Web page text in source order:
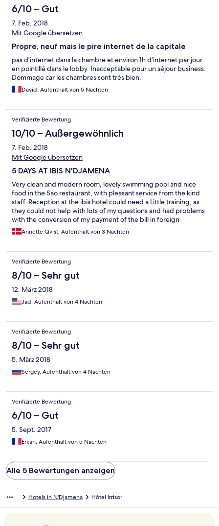
6/10 – Gut
7. Feb. 2018
Mit Google übersetzen
Propre, neuf mais le pire internet de la capitale
pas d'internet dans la chambre et environ 1h d'internet par jour
en pointillé dans le lobby. Inacceptable pour un séjour business.
Dommage car les chambres sont très bien.
David, Aufenthalt von 5 Nächten
Verifizierte Bewertung
10/10 – Außergewöhnlich
7. Feb. 2018
Mit Google übersetzen
5 DAYS AT IBIS N'DJAMENA
Very clean and modern room, lovely swimming pool and nice
food in the Sao restaurant, with pleasant service from the kind
staff. Reception at the ibis hotel could need a Little training, as
they could not help with lots of my questions and had problems
with the conversion of my payment of the bill in foreign
currency. I had to calculate this on their calculator to get it right
!! Furthermore wifi is virtually not working at all, don't know if this
Annette Qvist, Aufenthalt von 3 Nächten
Verifizierte Bewertung
8/10 – Sehr gut
12. März 2018
Jad, Aufenthalt von 4 Nächten
Verifizierte Bewertung
8/10 – Sehr gut
5. März 2018
Sergey, Aufenthalt von 4 Nächten
Verifizierte Bewertung
6/10 – Gut
5. Sept. 2017
Erkan, Aufenthalt von 5 Nächten
Alle 5 Bewertungen anzeigen
Hotels in N'Djamena Hôtel Irrisor